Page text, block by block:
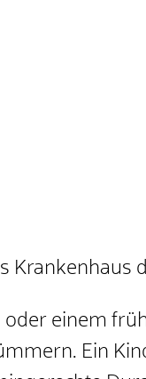
Krankenhaus
einem
Ein